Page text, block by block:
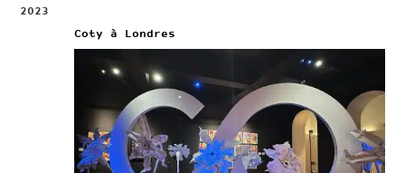
2023
Coty à Londres